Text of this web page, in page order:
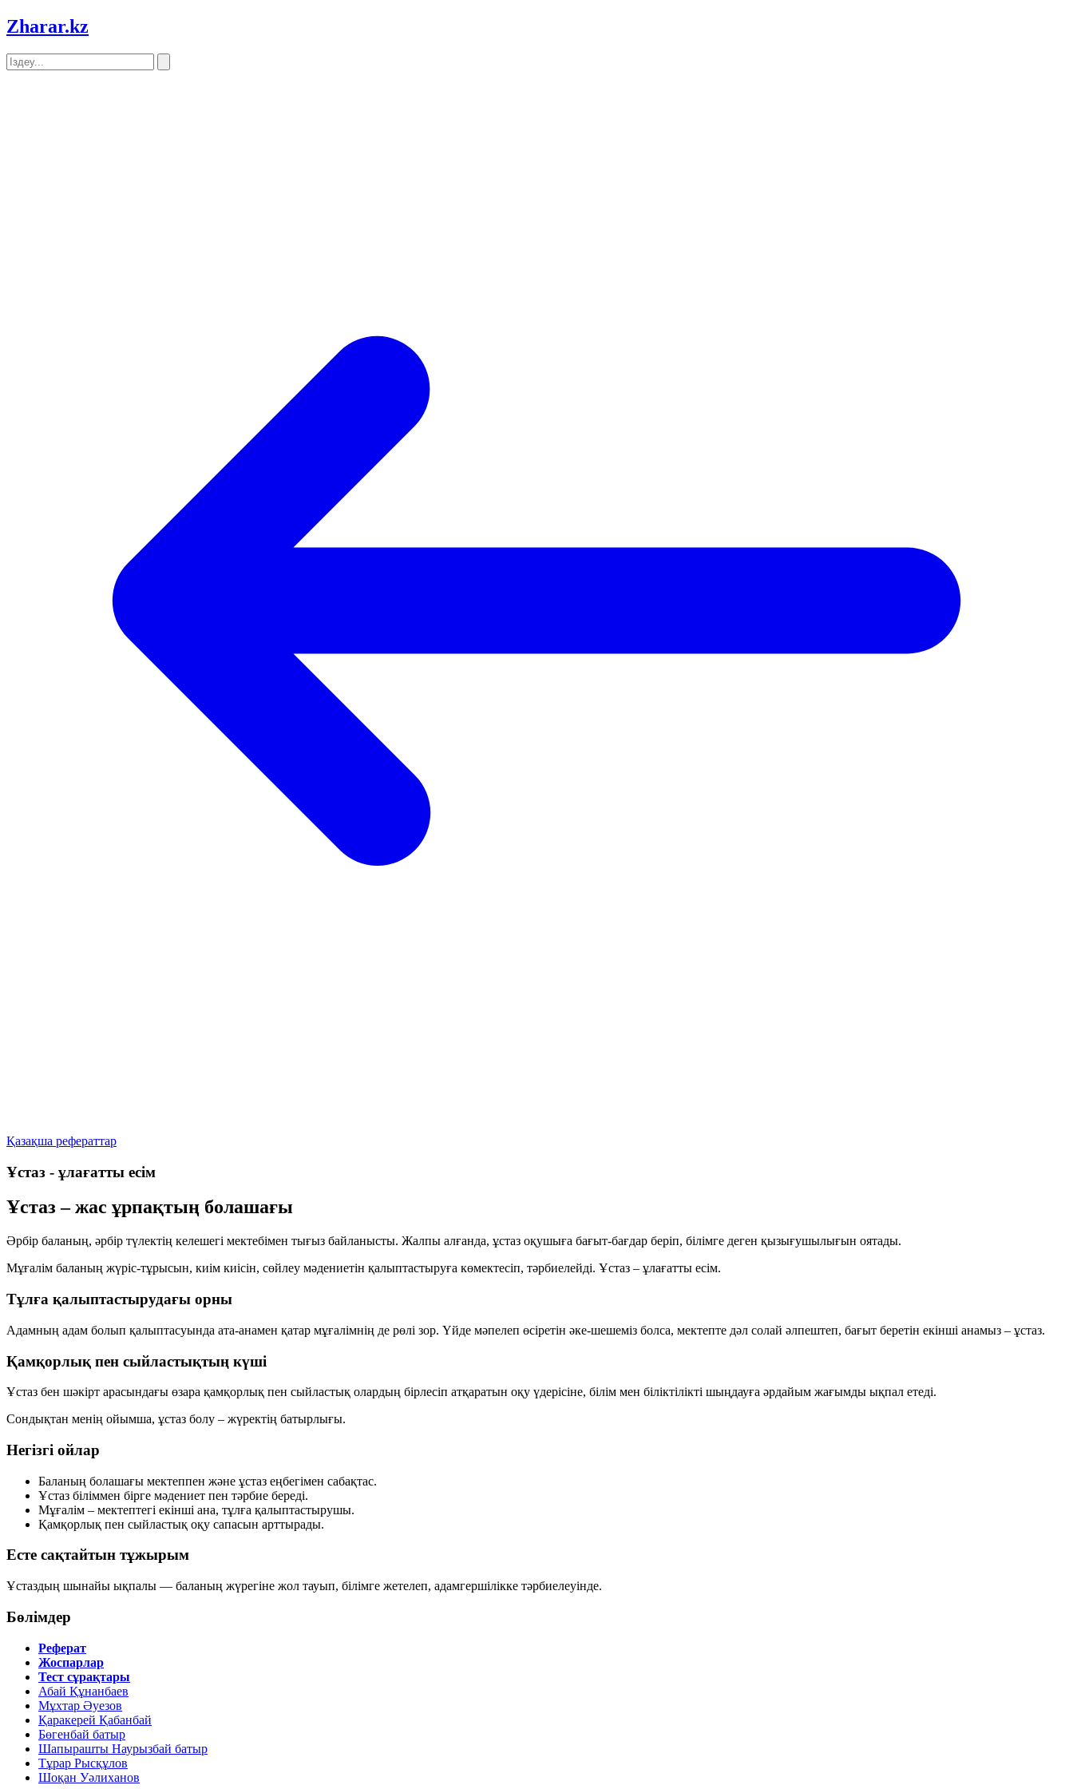
Zharar.kz
Қазақша рефераттар
Ұстаз - ұлағатты есім
Ұстаз – жас ұрпақтың болашағы
Әрбір баланың, әрбір түлектің келешегі мектебімен тығыз байланысты. Жалпы алғанда, ұстаз оқушыға бағыт-бағдар беріп, білімге деген қызығушылығын оятады.
Мұғалім баланың жүріс-тұрысын, киім киісін, сөйлеу мәдениетін қалыптастыруға көмектесіп, тәрбиелейді. Ұстаз – ұлағатты есім.
Тұлға қалыптастырудағы орны
Адамның адам болып қалыптасуында ата-анамен қатар мұғалімнің де рөлі зор. Үйде мәпелеп өсіретін әке-шешеміз болса, мектепте дәл солай әлпештеп, бағыт беретін екінші анамыз – ұстаз.
Қамқорлық пен сыйластықтың күші
Ұстаз бен шәкірт арасындағы өзара қамқорлық пен сыйластық олардың бірлесіп атқаратын оқу үдерісіне, білім мен біліктілікті шыңдауға әрдайым жағымды ықпал етеді.
Сондықтан менің ойымша, ұстаз болу – жүректің батырлығы.
Негізгі ойлар
Баланың болашағы мектеппен және ұстаз еңбегімен сабақтас.
Ұстаз біліммен бірге мәдениет пен тәрбие береді.
Мұғалім – мектептегі екінші ана, тұлға қалыптастырушы.
Қамқорлық пен сыйластық оқу сапасын арттырады.
Есте сақтайтын тұжырым
Ұстаздың шынайы ықпалы — баланың жүрегіне жол тауып, білімге жетелеп, адамгершілікке тәрбиелеуінде.
Бөлімдер
Реферат
Жоспарлар
Тест сұрақтары
Абай Құнанбаев
Мұхтар Әуезов
Қаракерей Қабанбай
Бөгенбай батыр
Шапырашты Наурызбай батыр
Тұрар Рысқұлов
Шоқан Уәлиханов